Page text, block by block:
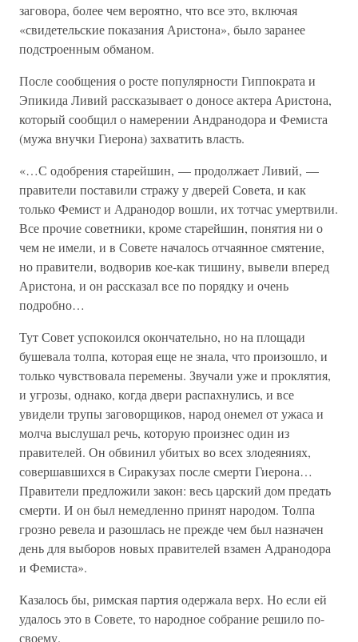
заговора, более чем вероятно, что все это, включая
«свидетельские показания Аристона», было заранее
подстроенным обманом.
После сообщения о росте популярности Гиппократа и
Эпикида Ливий рассказывает о доносе актера Аристона,
который сообщил о намерении Андранодора и Фемиста
(мужа внучки Гиерона) захватить власть.
«…С одобрения старейшин, — продолжает Ливий, —
правители поставили стражу у дверей Совета, и как
только Фемист и Адранодор вошли, их тотчас умертвили.
Все прочие советники, кроме старейшин, понятия ни о
чем не имели, и в Совете началось отчаянное смятение,
но правители, водворив кое-как тишину, вывели вперед
Аристона, и он рассказал все по порядку и очень
подробно…
Тут Совет успокоился окончательно, но на площади
бушевала толпа, которая еще не знала, что произошло, и
только чувствовала перемены. Звучали уже и проклятия,
и угрозы, однако, когда двери распахнулись, и все
увидели трупы заговорщиков, народ онемел от ужаса и
молча выслушал речь, которую произнес один из
правителей. Он обвинил убитых во всех злодеяниях,
совершавшихся в Сиракузах после смерти Гиерона…
Правители предложили закон: весь царский дом предать
смерти. И он был немедленно принят народом. Толпа
грозно ревела и разошлась не прежде чем был назначен
день для выборов новых правителей взамен Адранодора
и Фемиста».
Казалось бы, римская партия одержала верх. Но если ей
удалось это в Совете, то народное собрание решило по-
своему.